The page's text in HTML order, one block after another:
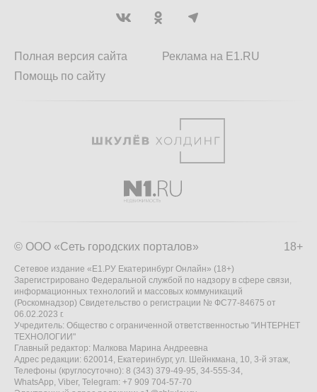
Полная версия сайта
Помощь по сайту
Реклама на E1.RU
18+
© ООО «Сеть городских порталов»
Сетевое издание «Е1.РУ Екатеринбург Онлайн» (18+)
Зарегистрировано Федеральной службой по надзору в сфере связи,
информационных технологий и массовых коммуникаций
(Роскомнадзор) Свидетельство о регистрации № ФС77-84675 от
06.02.2023 г.
Учредитель: Общество с ограниченной ответственностью "ИНТЕРНЕТ
ТЕХНОЛОГИИ"
Главный редактор: Малкова Марина Андреевна
Адрес редакции: 620014, Екатеринбург, ул. Шейнкмана, 10, 3-й этаж,
Телефоны (круглосуточно): 8 (343) 379-49-95, 34-555-34,
WhatsApp, Viber, Telegram: +7 909 704-57-70